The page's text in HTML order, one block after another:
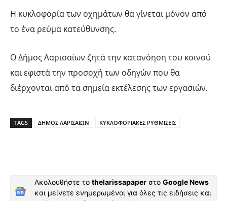
Η κυκλοφορία των οχημάτων θα γίνεται μόνον από
το ένα ρεύμα κατεύθυνσης.
Ο Δήμος Λαρισαίων ζητά την κατανόηση του κοινού
και εφιστά την προσοχή των οδηγών που θα
διέρχονται από τα σημεία εκτέλεσης των εργασιών.
TAGS ΔΗΜΟΣ ΛΑΡΙΣΑΙΩΝ ΚΥΚΛΟΦΟΡΙΑΚΕΣ ΡΥΘΜΙΣΕΙΣ
Ακολουθήστε το thelarissapaper στο Google News
και μείνετε ενημερωμένοι για όλες τις ειδήσεις και